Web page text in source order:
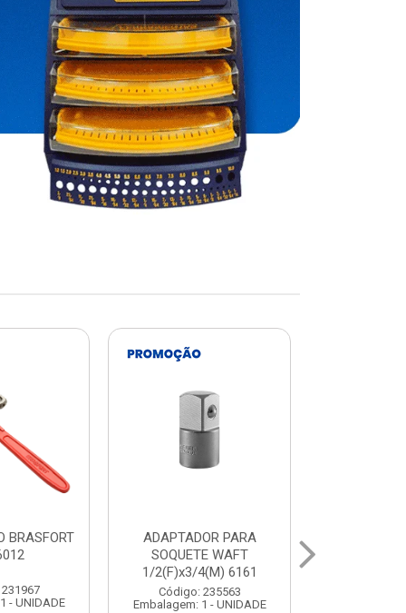
PARA
WAFT
- UNIDADE
ABAJOUR LED
BRASFORT COB MESA
7844
Código: 310379
Embalagem: 1 - UNIDADE